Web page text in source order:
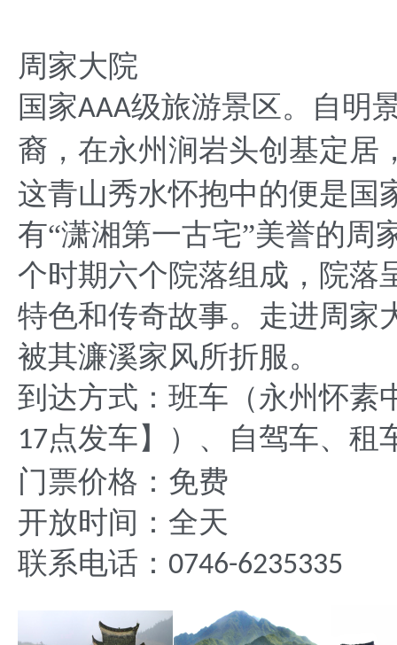
周家大院
国家AAA级旅游景区。自明
裔，在永州涧岩头创基定居
这青山秀水怀抱中的便是国
有“潇湘第一古宅”美誉的周
个时期六个院落组成，院落
特色和传奇故事。走进周家
被其濂溪家风所折服。
到达方式：班车（永州怀素
17点发车】）、自驾车、租
门票价格：免费
开放时间：全天
联系电话： 0746-6235335